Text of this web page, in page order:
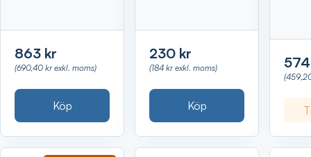
863 kr
(690,40 kr exkl. moms)
Köp
230 kr
(184 kr exkl. moms)
Köp